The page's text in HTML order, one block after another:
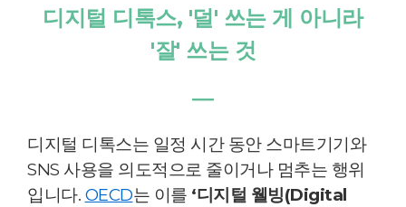
디지털 디톡스, '덜' 쓰는 게 아니라
'잘' 쓰는 것
―
디지털 디톡스는 일정 시간 동안 스마트기기와
SNS 사용을 의도적으로 줄이거나 멈추는 행위
입니다. OECD는 이를 ‘디지털 웰빙(Digital